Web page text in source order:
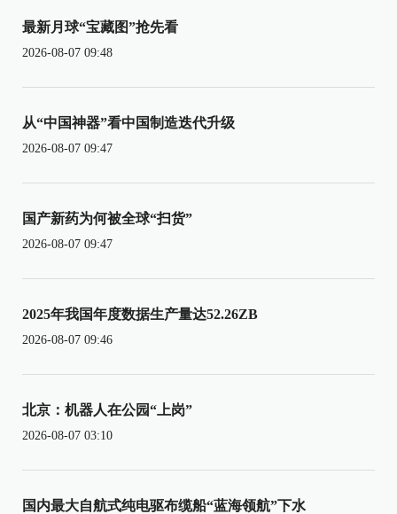
最新月球“宝藏图”抢先看
2026-08-07 09:48
从“中国神器”看中国制造迭代升级
2026-08-07 09:47
国产新药为何被全球“扫货”
2026-08-07 09:47
2025年我国年度数据生产量达52.26ZB
2026-08-07 09:46
北京：机器人在公园“上岗”
2026-08-07 03:10
国内最大自航式纯电驱布缆船“蓝海领航”下水